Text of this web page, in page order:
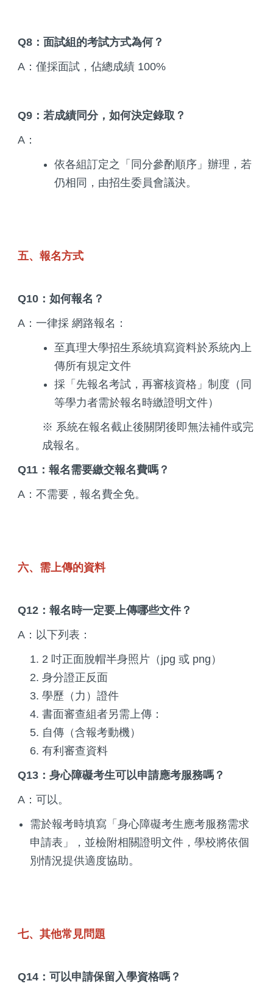
Q8：面試組的考試方式為何？
A：僅採面試，佔總成績 100%
Q9：若成績同分，如何決定錄取？
A：
依各組訂定之「同分參酌順序」辦理，若
仍相同，由招生委員會議決。
五、報名方式
Q10：如何報名？
A：一律採 網路報名：
至真理大學招生系統填寫資料於系統內上
傳所有規定文件
採「先報名考試，再審核資格」制度（同
等學力者需於報名時繳證明文件）
※ 系統在報名截止後關閉後即無法補件或完
成報名。
Q11：報名需要繳交報名費嗎？
A：不需要，報名費全免。
六、需上傳的資料
Q12：報名時一定要上傳哪些文件？
A：以下列表：
2 吋正面脫帽半身照片（jpg 或 png）
身分證正反面
學歷（力）證件
書面審查組者另需上傳：
自傳（含報考動機）
有利審查資料
Q13：身心障礙考生可以申請應考服務嗎？
A：可以。
需於報考時填寫「身心障礙考生應考服務需求
申請表」，並檢附相關證明文件，學校將依個
別情況提供適度協助。
七、其他常見問題
Q14：可以申請保留入學資格嗎？